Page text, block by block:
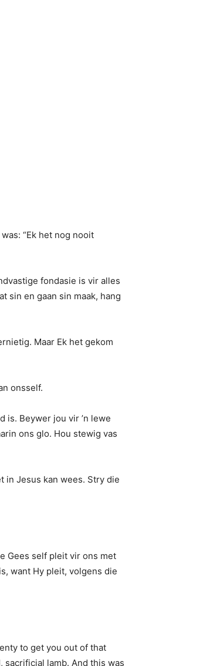
“Ek het nog nooit
fondasie is vir alles
sin en gaan sin maak, hang
Maar Ek het gekom
onsself.
is. Beywer jou vir ’n lewe
ons glo. Hou stewig vas
in Jesus kan wees. Stry die
Gees self pleit vir ons met
want Hy pleit, volgens die
to get you out of that
sacrificial lamb. And this was